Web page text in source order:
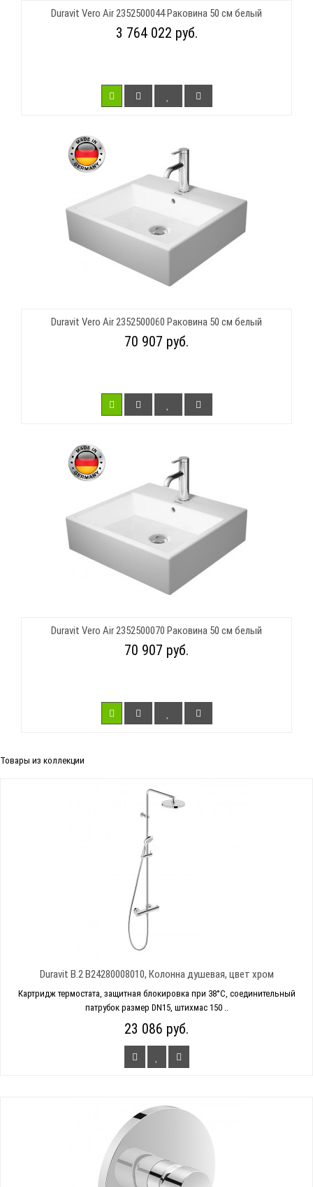
Duravit Vero Air 2352500044 Раковина 50 см белый
3 764 022 руб.
Duravit Vero Air 2352500060 Раковина 50 см белый
70 907 руб.
Duravit Vero Air 2352500070 Раковина 50 см белый
70 907 руб.
Товары из коллекции
Duravit B.2 B24280008010, Колонна душевая, цвет хром
Картридж термостата, защитная блокировка при 38°C, соединительный
патрубок размер DN15, штихмас 150 ..
23 086 руб.